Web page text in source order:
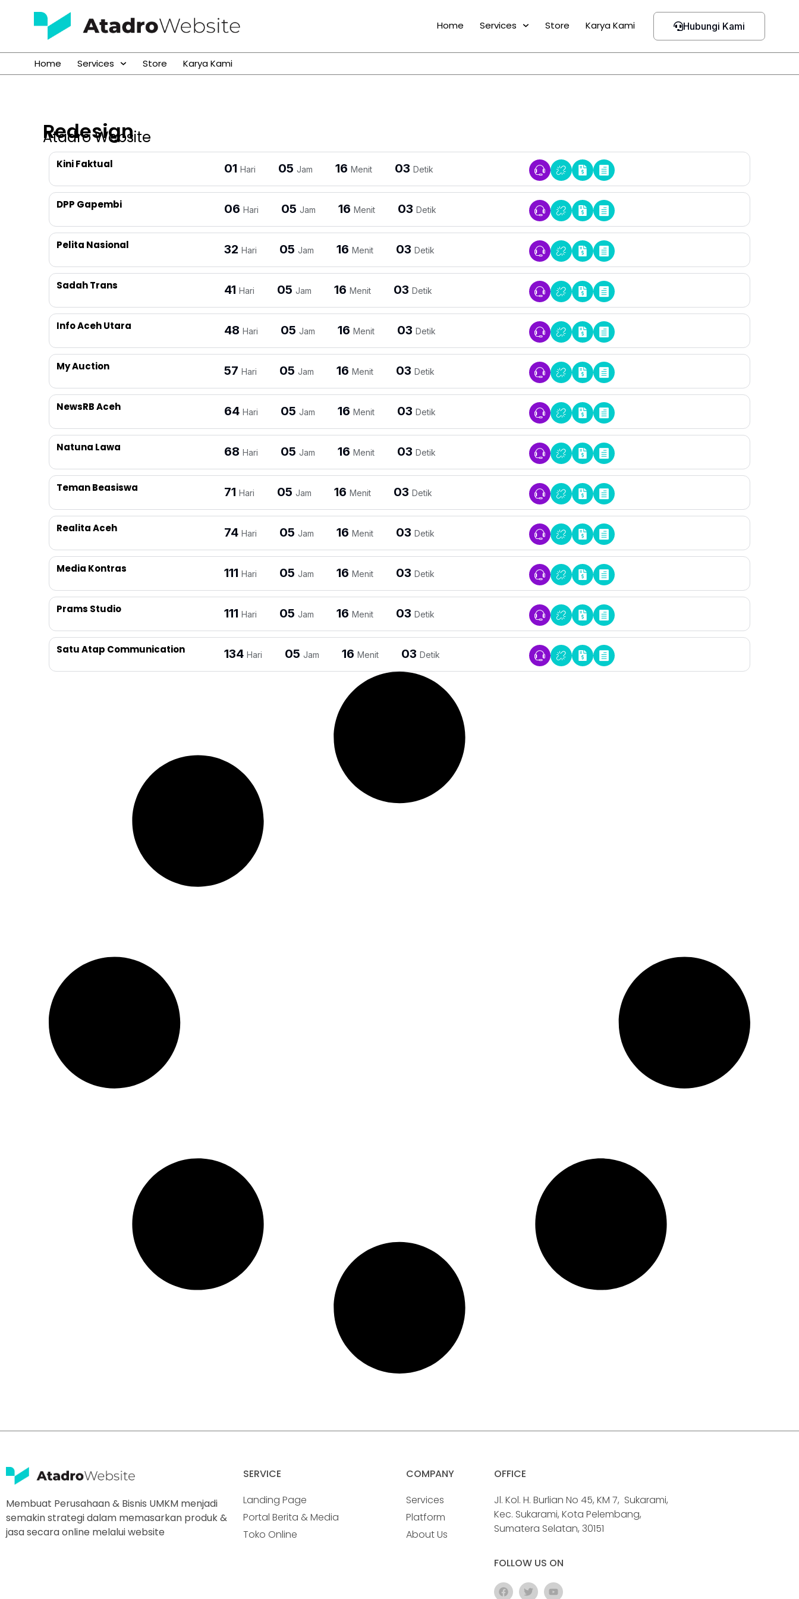
Home Services Store Karya Kami Hubungi Kami
Home Services Store Karya Kami
Redesign
Atadro Website
Kini Faktual 01 Hari 05 Jam 16 Menit 03 Detik
DPP Gapembi 06 Hari 05 Jam 16 Menit 03 Detik
Pelita Nasional 32 Hari 05 Jam 16 Menit 03 Detik
Sadah Trans 41 Hari 05 Jam 16 Menit 03 Detik
Info Aceh Utara 48 Hari 05 Jam 16 Menit 03 Detik
My Auction 57 Hari 05 Jam 16 Menit 03 Detik
NewsRB Aceh 64 Hari 05 Jam 16 Menit 03 Detik
Natuna Lawa 68 Hari 05 Jam 16 Menit 03 Detik
Teman Beasiswa 71 Hari 05 Jam 16 Menit 03 Detik
Realita Aceh 74 Hari 05 Jam 16 Menit 03 Detik
Media Kontras 111 Hari 05 Jam 16 Menit 03 Detik
Prams Studio 111 Hari 05 Jam 16 Menit 03 Detik
Satu Atap Communication 134 Hari 05 Jam 16 Menit 03 Detik
Membuat Perusahaan & Bisnis UMKM menjadi
semakin strategi dalam memasarkan produk &
jasa secara online melalui website
SERVICE
Landing Page
Portal Berita & Media
Toko Online
COMPANY
Services
Platform
About Us
OFFICE
Jl. Kol. H. Burlian No 45, KM 7, Sukarami,
Kec. Sukarami, Kota Pelembang,
Sumatera Selatan, 30151
FOLLOW US ON